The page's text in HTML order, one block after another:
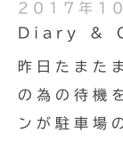
2017年10
Diary &
昨日たまた
の為の待機
ンが駐車場